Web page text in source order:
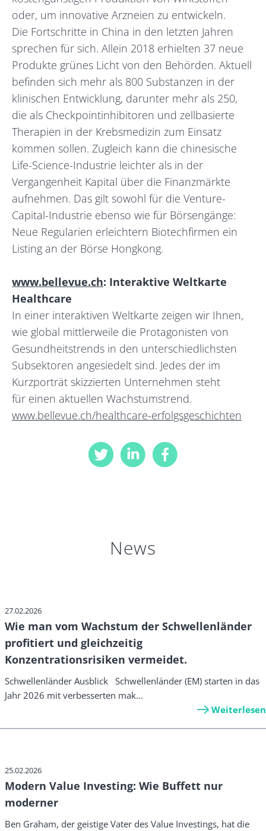
oder, um innovative Arzneien zu entwickeln.
Die Fortschritte in China in den letzten Jahren
sprechen für sich. Allein 2018 erhielten 37 neue
Produkte grünes Licht von den Behörden. Aktuell
befinden sich mehr als 800 Substanzen in der
klinischen Entwicklung, darunter mehr als 250,
die als Checkpointinhibitoren und zellbasierte
Therapien in der Krebsmedizin zum Einsatz
kommen sollen. Zugleich kann die chinesische
Life-Science-Industrie leichter als in der
Vergangenheit Kapital über die Finanzmärkte
aufnehmen. Das gilt sowohl für die Venture-
Capital-Industrie ebenso wie für Börsengänge:
Neue Regularien erleichtern Biotechfirmen ein
Listing an der Börse Hongkong.
www.bellevue.ch: Interaktive Weltkarte
Healthcare
In einer interaktiven Weltkarte zeigen wir Ihnen,
wie global mittlerweile die Protagonisten von
Gesundheitstrends in den unterschiedlichsten
Subsektoren angesiedelt sind. Jedes der im
Kurzporträt skizzierten Unternehmen steht
für einen aktuellen Wachstumstrend.
www.bellevue.ch/healthcare-erfolgsgeschichten
News
27.02.2026
Wie man vom Wachstum der Schwellenländer
profitiert und gleichzeitig
Konzentrationsrisiken vermeidet.
Schwellenländer Ausblick Schwellenländer (EM) starten in das
Jahr 2026 mit verbesserten mak...
Weiterlesen
25.02.2026
Modern Value Investing: Wie Buffett nur
moderner
Ben Graham, der geistige Vater des Value Investings, hat die